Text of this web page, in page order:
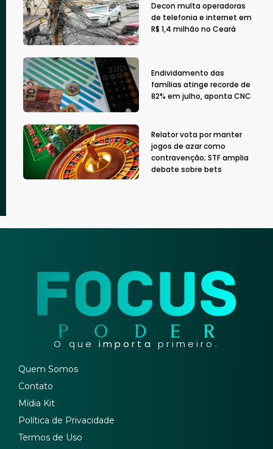
Decon multa operadoras
de telefonia e internet em
R$ 1,4 milhão no Ceará
Endividamento das
famílias atinge recorde de
82% em julho, aponta CNC
Relator vota por manter
jogos de azar como
contravenção; STF amplia
debate sobre bets
O que importa primeiro.
Quem Somos
Contato
Mídia Kit
Política de Privacidade
Termos de Uso